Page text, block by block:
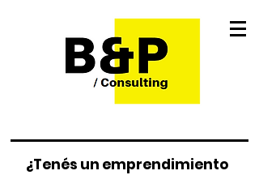
¿Tenés un emprendimiento